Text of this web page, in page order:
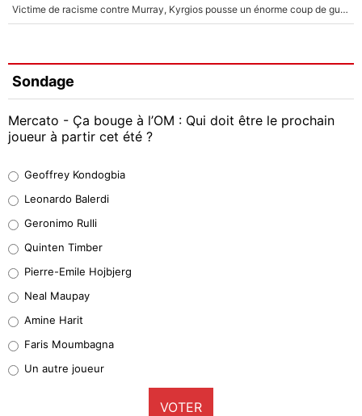
Victime de racisme contre Murray, Kyrgios pousse un énorme coup de gueule !
Sondage
Mercato - Ça bouge à l’OM : Qui doit être le prochain
joueur à partir cet été ?
38%
32%
5%
1%
9%
Geoffrey Kondogbia
Leonardo Balerdi
Geronimo Rulli
Quinten Timber
Pierre-Emile Hojbjerg
Neal Maupay
Amine Harit
Faris Moumbagna
Un autre joueur
VOTER